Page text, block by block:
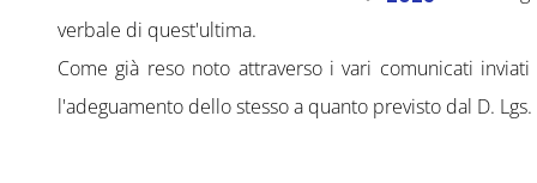
verbale di quest'ultima.
Come già reso noto attraverso i vari comunicati
l'adeguamento dello stesso a quanto previsto dal D.